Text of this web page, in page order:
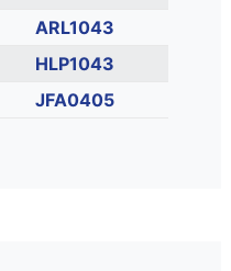
ARL1043
HLP1043
JFA0405